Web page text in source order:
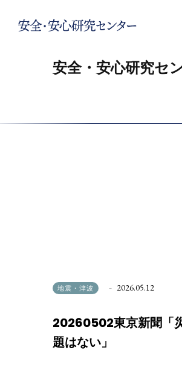
安全・安心研究セ
地震・津波 2026.05.12
20260502東京新聞「
題はない」